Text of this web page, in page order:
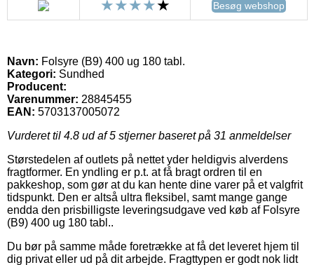
Besøg webshop
Navn: Folsyre (B9) 400 ug 180 tabl.
Kategori: Sundhed
Producent:
Varenummer: 28845455
EAN: 5703137005072
Vurderet til 4.8 ud af 5 stjerner baseret på 31 anmeldelser
Størstedelen af outlets på nettet yder heldigvis alverdens
fragtformer. En yndling er p.t. at få bragt ordren til en
pakkeshop, som gør at du kan hente dine varer på et valgfrit
tidspunkt. Den er altså ultra fleksibel, samt mange gange
endda den prisbilligste leveringsudgave ved køb af Folsyre
(B9) 400 ug 180 tabl..
Du bør på samme måde foretrække at få det leveret hjem til
dig privat eller ud på dit arbejde. Fragttypen er godt nok lidt